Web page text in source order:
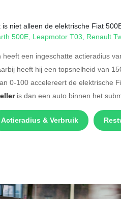
niet alleen de elektrische Fiat
500E, Leapmotor T03, Renault
heeft een ingeschatte actieradius
heeft hij een topsnelheid van
0-100 accelereert de elektrische
is dan een auto binnen het
Actieradius & Verbruik